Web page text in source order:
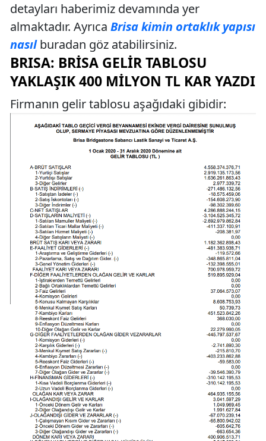
detayları haberimiz devamında yer
almaktadır. Ayrıca Brisa kimin ortaklık yapısı
nasılburadan göz atabilirsiniz.
BRISA: BRISA GELIR TABLOSU
YAKLAŞIK 400 MILYON TL KAR YAZDI
Firmanın gelir tablosu aşağıdaki gibidir: